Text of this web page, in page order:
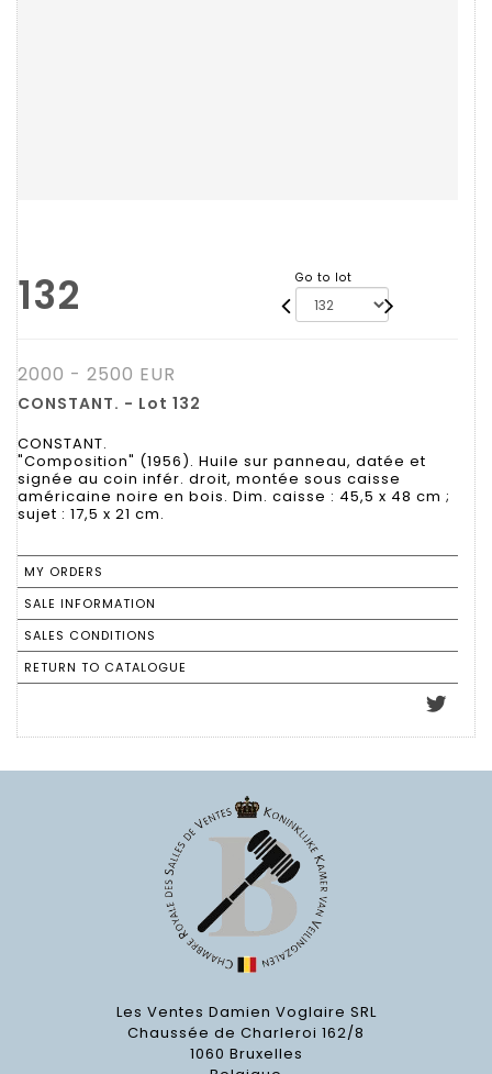
132 Go to lot
2000 - 2500 EUR
CONSTANT. - Lot 132
CONSTANT.
"Composition" (1956). Huile sur panneau, datée et
signée au coin infér. droit, montée sous caisse
américaine noire en bois. Dim. caisse : 45,5 x 48 cm ;
sujet : 17,5 x 21 cm.
MY ORDERS
SALE INFORMATION
SALES CONDITIONS
RETURN TO CATALOGUE
Les Ventes Damien Voglaire SRL
Chaussée de Charleroi 162/8
1060 Bruxelles